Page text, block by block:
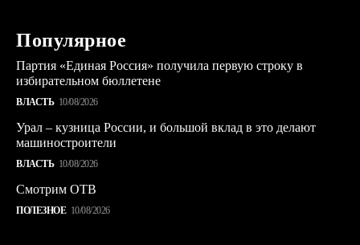
Популярное
Партия «Единая Россия» получила первую строку в
избирательном бюллетене
ВЛАСТЬ 10/08/2026
Урал – кузница России, и большой вклад в это делают
машиностроители
ВЛАСТЬ 10/08/2026
Смотрим ОТВ
ПОЛЕЗНОЕ 10/08/2026